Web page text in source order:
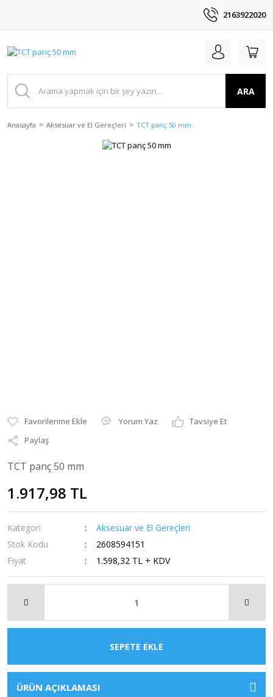
2163922020
ARA
Anasayfa Aksesuar ve El Gereçleri TCT panç 50 mm
Yorum Yaz
Tavsiye Et
Paylaş
TCT panç 50 mm
1.917,98 TL
Kategori
Aksesuar ve El Gereçleri
Stok Kodu
2608594151
Fiyat
1.598,32 TL + KDV
SEPETE EKLE
ÜRÜN AÇIKLAMASI